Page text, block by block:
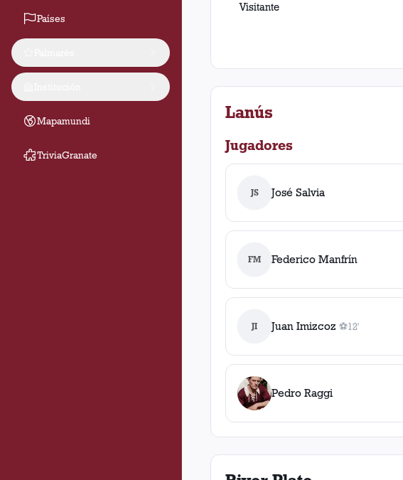
Países
Mapamundi
TriviaGranate
Visitante
Lanús
Jugadores
JS José Salvia
FM Federico Manfrín
JI Juan Imizcoz ⚽
1gol
12'
Pedro Raggi